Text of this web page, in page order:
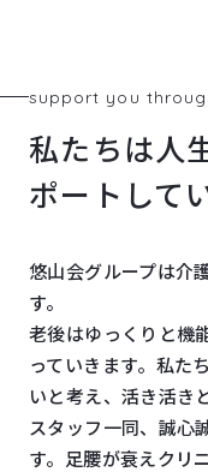
support you
私たちは人
ポートして
悠山会グループは介
す。
老後はゆっくりと機
っていきます。私た
いと考え、活き活き
スタッフ一同、誠心
す。足腰が衰えクリ